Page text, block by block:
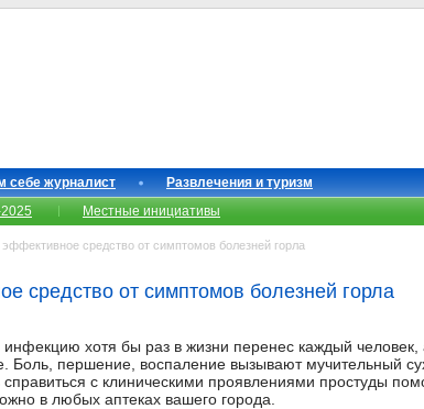
себе журналист
Развлечения и туризм
Местные инициативы
средство от симптомов болезней горла
средство от симптомов болезней горла
хотя бы раз в жизни перенес каждый человек,
першение, воспаление вызывают мучительный
с клиническими проявлениями простуды
в любых аптеках вашего города.